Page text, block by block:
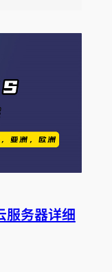
服务器详细